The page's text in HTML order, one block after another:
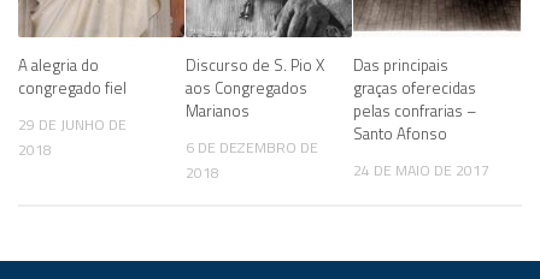
A alegria do
congregado fiel
29 DE JUNHO DE
2018
Discurso de S. Pio X
aos Congregados
Marianos
6 DE DEZEMBRO DE
2018
Das principais
graças oferecidas
pelas confrarias –
Santo Afonso
24 DE MAIO DE 2017